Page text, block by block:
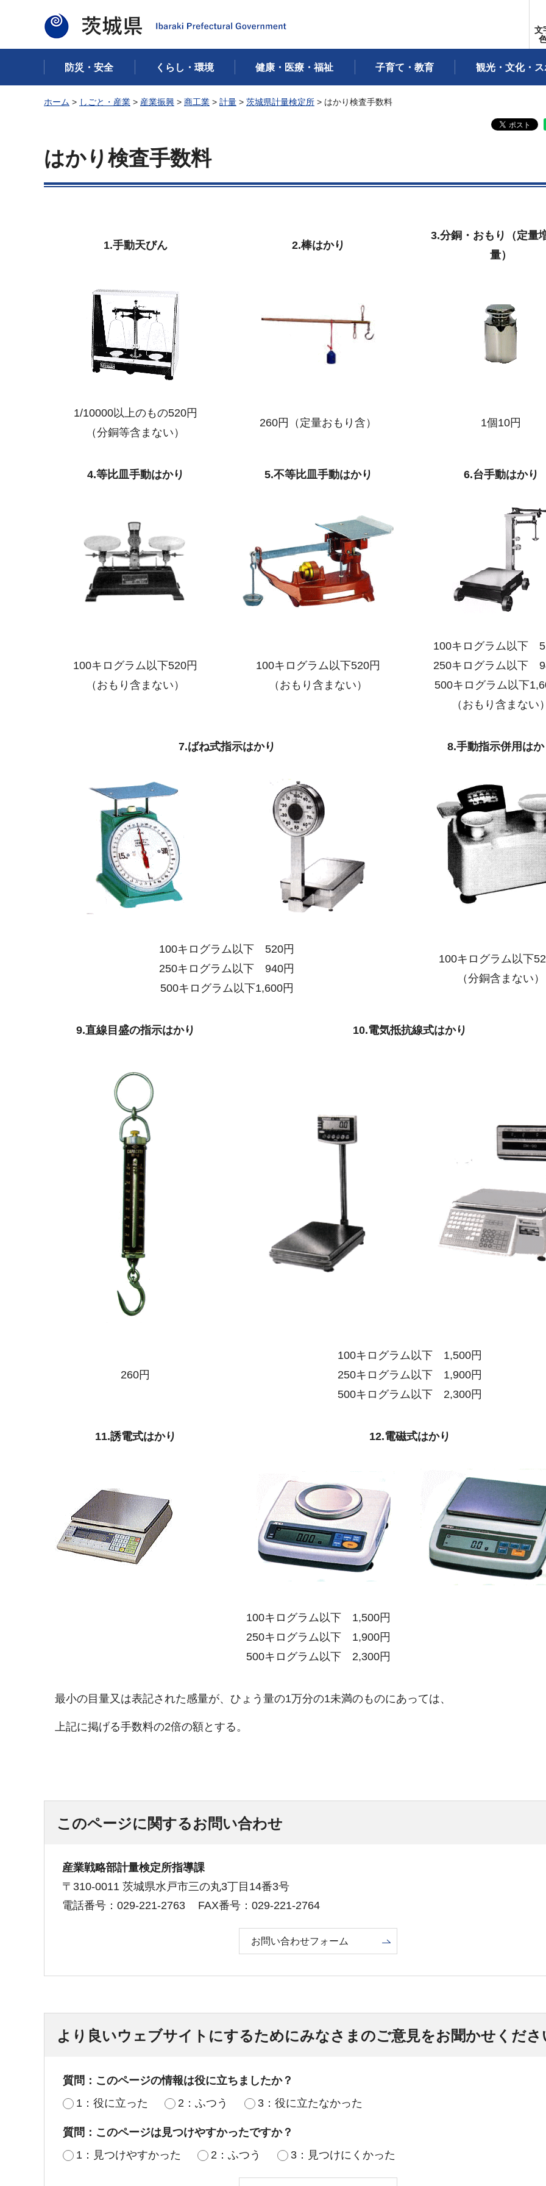
茨城県
文
防災・安全 くらし・環境 健康・医療・福祉 子育て・教育 観光・文化・
ホーム > しごと・産業 > 産業振興 > 商工業 > 計量 > 茨城県計量検定所 > はかり検査手数料
はかり検査手数料
1.手動天びん 2.棒はかり
3.分銅・おもり（定量
量）
1/10000以上のもの520円
（分銅等含まない）
260円（定量おもり含） 1個10円
4.等比皿手動はかり 5.不等比皿手動はかり 6.台手動はかり
100キログラム以下520円
（おもり含まない）
100キログラム以下520円
（おもり含まない）
100キログラム以下
250キログラム以下
9
500キログラム以下
（おもり含まない
7.ばね式指示はかり 8.手動指示併用は
100キログラム以下 520円
250キログラム以下
940円
500キログラム以下1,600円
100キログラム以下
（分銅含まない）
9.直線目盛の指示はかり 10.電気抵抗線式はかり
260円
100キログラム以下 1,500円
250キログラム以下
1,900円
500キログラム以下
2,300円
11.誘電式はかり 12.電磁式はかり
100キログラム以下 1,500円
250キログラム以下
1,900円
500キログラム以下
2,300円
最小の目量又は表記された感量が、ひょう量の1万分の1未満のものにあっては、
上記に掲げる手数料の2倍の額とする。
このページに関するお問い合わせ
産業戦略部計量検定所指導課
〒310-0011 茨城県水戸市三の丸3丁目14番3号
電話番号：029-221-2763
FAX番号：029-221-2764
お問い合わせフォーム
より良いウェブサイトにするためにみなさまのご意見をお聞かせくださ
質問：このページの情報は役に立ちましたか？
1：役に立った
2：ふつう 3：役に立たなかった
質問：このページは見つけやすかったですか？
1：見つけやすかった
2：ふつう 3：見つけにくかった